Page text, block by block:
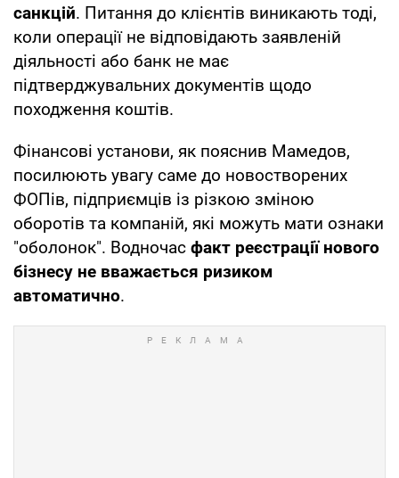
санкцій. Питання до клієнтів виникають тоді,
коли операції не відповідають заявленій
діяльності або банк не має
підтверджувальних документів щодо
походження коштів.
Фінансові установи, як пояснив Мамедов,
посилюють увагу саме до новостворених
ФОПів, підприємців із різкою зміною
оборотів та компаній, які можуть мати ознаки
"оболонок". Водночас факт реєстрації нового
бізнесу не вважається ризиком
автоматично.